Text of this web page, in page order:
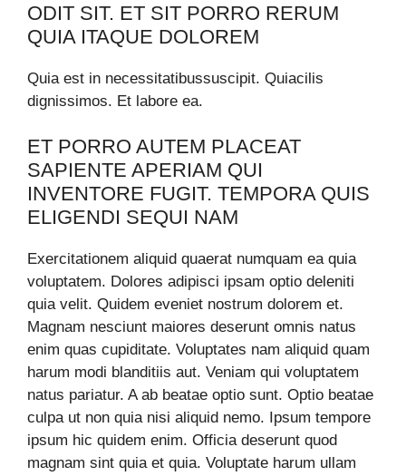
ODIT SIT. ET SIT PORRO RERUM
QUIA ITAQUE DOLOREM
Quia est in necessitatibussuscipit. Quiacilis
dignissimos. Et labore ea.
ET PORRO AUTEM PLACEAT
SAPIENTE APERIAM QUI
INVENTORE FUGIT. TEMPORA QUIS
ELIGENDI SEQUI NAM
Exercitationem aliquid quaerat numquam ea quia
voluptatem. Dolores adipisci ipsam optio deleniti
quia velit. Quidem eveniet nostrum dolorem et.
Magnam nesciunt maiores deserunt omnis natus
enim quas cupiditate. Voluptates nam aliquid quam
harum modi blanditiis aut. Veniam qui voluptatem
natus pariatur. A ab beatae optio sunt. Optio beatae
culpa ut non quia nisi aliquid nemo. Ipsum tempore
ipsum hic quidem enim. Officia deserunt quod
magnam sint quia et quia. Voluptate harum ullam